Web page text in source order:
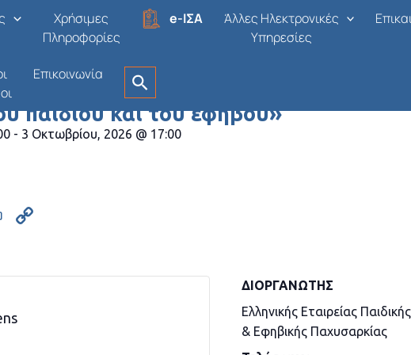
Χρήσιμες
Πληροφορίες
e-ΙΣΑ
Άλλες Ηλεκτρονικές
Υπηρεσίες
Επικοινωνία
Επιστημονικό Συμπόσιο με θέμα
παιδιού και του εφήβου»
- 3 Οκτωβρίου, 2026 @ 17:00
Print
ΔΙΟΡΓΑΝΩΤΉΣ
Ελληνικής Εταιρείας Παιδικής
& Εφηβικής Παχυσαρκίας